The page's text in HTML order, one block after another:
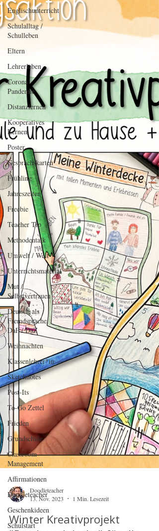
Englischunterricht
Schulalltag /
Schulleben
Eltern
Lehrerleben
Corona
Pandemie
Distanzlernen
Kooperatives
Lernen
Poster
Gesprächskarten
Frühling
Jahreszeiten
Freebie
Teacher Tip
Methodentalk
Umwelt / Welt
Unterrichtsmaterial
Mut /
Selbstvertrauen
Deutsch als
Fremdsprache
DaF / DaZ
Weihnachten
Klassenlehrer*in
Sketchnotes
Post-Its
To-Go Zettel
Frieden
Grundschule
Classroom
Management
Affirmationen
Doodleteacher
Geschenkideen
Schulstart
Doodleteacher
13. Nov. 2023
1 Min. Lesezeit